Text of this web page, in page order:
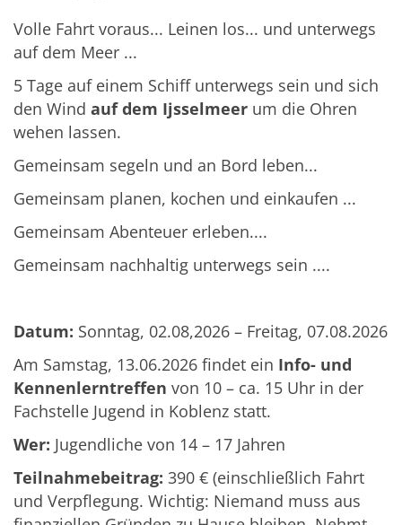
Volle Fahrt voraus... Leinen los... und unterwegs
auf dem Meer ...
5 Tage auf einem Schiff unterwegs sein und sich
den Wind auf dem Ijsselmeer um die Ohren
wehen lassen.
Gemeinsam segeln und an Bord leben...
Gemeinsam planen, kochen und einkaufen ...
Gemeinsam Abenteuer erleben....
Gemeinsam nachhaltig unterwegs sein ....
Datum: Sonntag, 02.08,2026 – Freitag, 07.08.2026
Am Samstag, 13.06.2026 findet ein Info- und
Kennenlerntreffen von 10 – ca. 15 Uhr in der
Fachstelle Jugend in Koblenz statt.
Wer: Jugendliche von 14 – 17 Jahren
Teilnahmebeitrag: 390 € (einschließlich Fahrt
und Verpflegung. Wichtig: Niemand muss aus